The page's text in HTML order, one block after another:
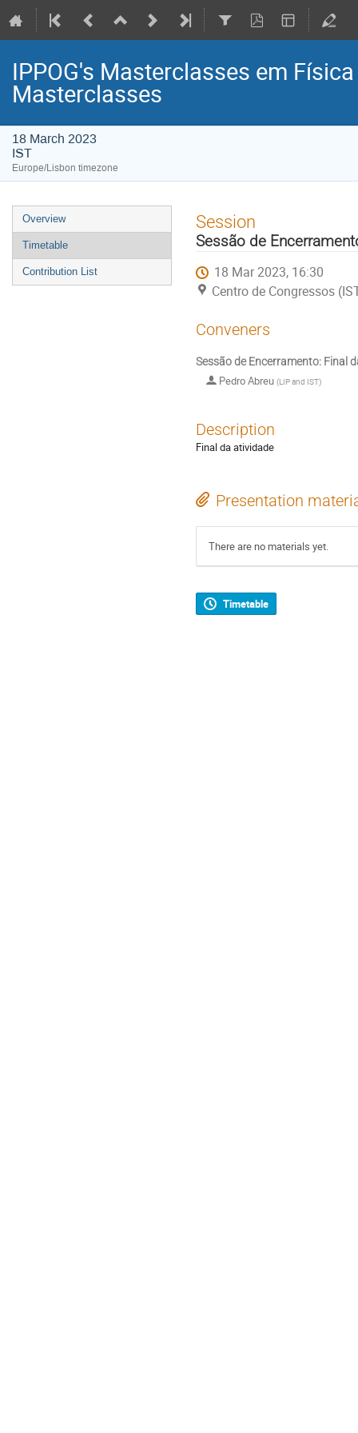
IPPOG's Masterclasses em
Masterclasses
18 March 2023
IST
Europe/Lisbon timezone
Event
menu
Overview
Timetable
Contribution List
Session
Sessão de
18 Mar 2023, 16:30
Centro de Congressos
Conveners
Sessão de Encerramento: Final
Pedro Abreu (LIP and IST)
Description
Final da atividade
Presentation
There are no materials yet.
Timetable